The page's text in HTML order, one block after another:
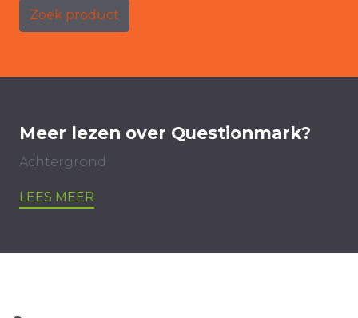
Zoek product
Meer lezen over Questionmark?
Achtergrond
LEES MEER